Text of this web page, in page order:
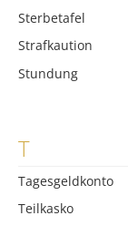
Sterbetafel
Strafkaution
Stundung
T
Tagesgeldkonto
Teilkasko